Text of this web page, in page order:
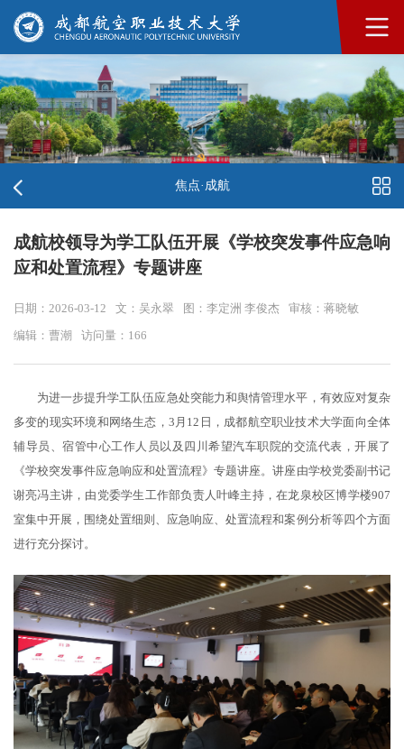
焦点·成航
成航校领导为学工队伍开展《学校突发事件应急响
应和处置流程》专题讲座
日期：2026-03-12 文：吴永翠 图：李定洲 李俊杰 审核：蒋晓敏
编辑：曹潮 访问量： 166
为进一步提升学工队伍应急处突能力和舆情管理水平，有效应对复杂
多变的现实环境和网络生态，3月12日，成都航空职业技术大学面向全体
辅导员、宿管中心工作人员以及四川希望汽车职院的交流代表，开展了
《学校突发事件应急响应和处置流程》专题讲座。讲座由学校党委副书记
谢亮冯主讲，由党委学生工作部负责人叶峰主持，在龙泉校区博学楼907
室集中开展，围绕处置细则、应急响应、处置流程和案例分析等四个方面
进行充分探讨。